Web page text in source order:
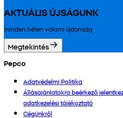
AKTUÁLIS ÚJSÁGUNK
minden héten valami újdonság
Megtekintés
Pepco
Adatvédelmi Politika
Állásajánlatokra beérkező
adatkezelési tájékoztató
Cégünkről